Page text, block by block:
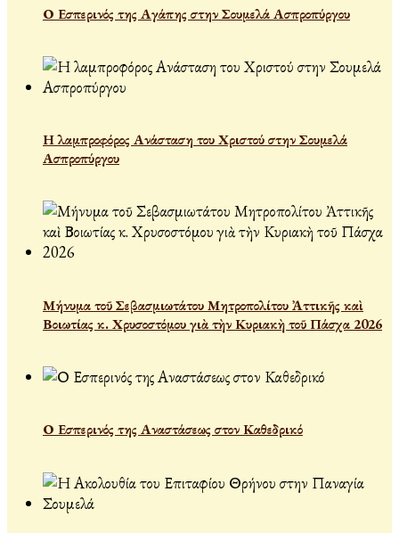
Ο Εσπερινός της Αγάπης στην Σουμελά Ασπροπύργου
Η λαμπροφόρος Ανάσταση του Χριστού στην Σουμελά
Ασπροπύργου
Μήνυμα τοῦ Σεβασμιωτάτου Μητροπολίτου Ἀττικῆς καὶ
Βοιωτίας κ. Χρυσοστόμου γιὰ τὴν Κυριακὴ τοῦ Πάσχα 2026
Ο Εσπερινός της Αναστάσεως στον Καθεδρικό